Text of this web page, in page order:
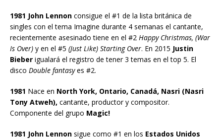
1981 John Lennon consigue el #1 de la lista británica de
singles con el tema Imagine durante 4 semanas el cantante,
recientemente asesinado tiene en el #2 Happy Christmas, (War
Is Over) y en el #5 (Just Like) Starting Over. En 2015 Justin
Bieber igualará el registro de tener 3 temas en el top 5. El
disco Double fantasyes #2.
1981 Nace en North York, Ontario, Canadá, Nasri (Nasri
Tony Atweh), cantante, productor y compositor.
Componente del grupo Magic!
1981 John Lennon sigue como #1 en los Estados Unidos